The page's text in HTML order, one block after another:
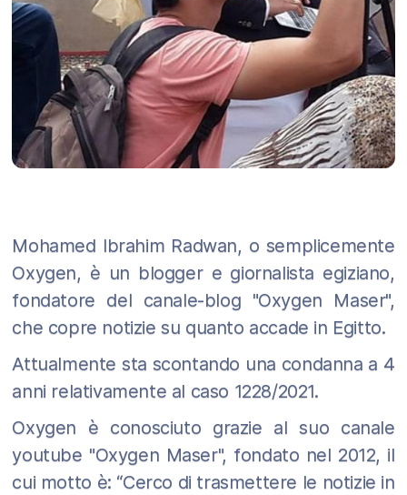
Mohamed Ibrahim Radwan, o semplicemente
Oxygen, è un blogger e giornalista egiziano,
fondatore del canale-blog "Oxygen Maser",
che copre notizie su quanto accade in Egitto.
Attualmente sta scontando una condanna a 4
anni relativamente al caso 1228/2021.
Oxygen è conosciuto grazie al suo canale
youtube "Oxygen Maser", fondato nel 2012, il
cui motto è: “Cerco di trasmettere le notizie in